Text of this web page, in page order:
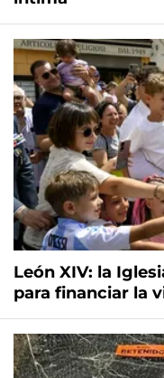
León XIV: la
para financiar la